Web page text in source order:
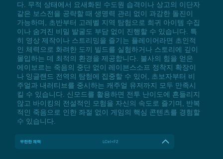
다. 무적 상태에서 요새화된 수도원 습격이나 상고의 이단자
같은 보스전을 공략할 때 생명력 관리 없이 과감한 돌진이
가능하며, 초반부터 고레벨 지역 탐험으로 희귀 아이템 수집
이나 숨겨진 비밀 발굴도 부담 없이 진행할 수 있습니다. 특
히 영상 제작이나 스트리밍을 즐기는 플레이어라면 초인적
인 체력으로 화려한 도끼 빌드를 실험하거나 스토리에 깊이
몰입하는 데 최적의 환경을 제공합니다. 불사의 힘을 얻은
에이보르는 죽음의 중단 없이 레이븐스소프 정착지 확장이
나 잉글랜드 전역의 탐험에 집중할 수 있어, 초보자부터 비
주얼과 내러티브를 중시하는 캐주얼 유저까지 모두 만족시
킬 수 있습니다. 신모드를 활용하면 전투 난이도에 흔들리지
않고 바이킹의 전설적인 모험을 자신의 속도로 즐기며, 반복
적인 죽음으로 인한 좌절 없이 게임의 핵심 콘텐츠를 경험할
수 있습니다.
무한한 체력 LCtrl+F2